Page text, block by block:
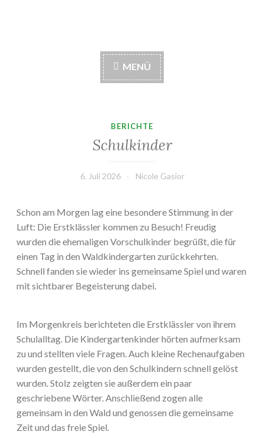
Waldkindergarten
Berglen e. V.
MENÜ
BERICHTE
Schulkinder
6. Juli 2026 Nicole Gasior
Schon am Morgen lag eine besondere Stimmung in der
Luft: Die Erstklässler kommen zu Besuch! Freudig
wurden die ehemaligen Vorschulkinder begrüßt, die für
einen Tag in den Waldkindergarten zurückkehrten.
Schnell fanden sie wieder ins gemeinsame Spiel und waren
mit sichtbarer Begeisterung dabei.
Im Morgenkreis berichteten die Erstklässler von ihrem
Schulalltag. Die Kindergartenkinder hörten aufmerksam
zu und stellten viele Fragen. Auch kleine Rechenaufgaben
wurden gestellt, die von den Schulkindern schnell gelöst
wurden. Stolz zeigten sie außerdem ein paar
geschriebene Wörter. Anschließend zogen alle
gemeinsam in den Wald und genossen die gemeinsame
Zeit und das freie Spiel.